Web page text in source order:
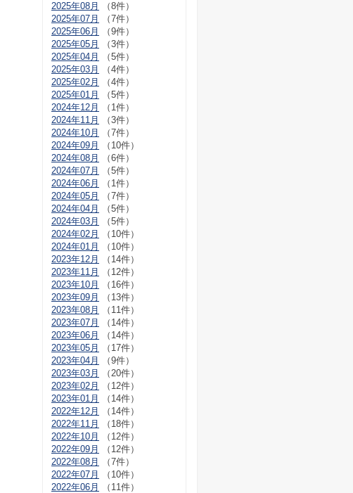
2025年08月
（8件）
2025年07月
（7件）
2025年06月
（9件）
2025年05月
（3件）
2025年04月
（5件）
2025年03月
（4件）
2025年02月
（4件）
2025年01月
（5件）
2024年12月
（1件）
2024年11月
（3件）
2024年10月
（7件）
2024年09月
（10件）
2024年08月
（6件）
2024年07月
（5件）
2024年06月
（1件）
2024年05月
（7件）
2024年04月
（5件）
2024年03月
（5件）
2024年02月
（10件）
2024年01月
（10件）
2023年12月
（14件）
2023年11月
（12件）
2023年10月
（16件）
2023年09月
（13件）
2023年08月
（11件）
2023年07月
（14件）
2023年06月
（14件）
2023年05月
（17件）
2023年04月
（9件）
2023年03月
（20件）
2023年02月
（12件）
2023年01月
（14件）
2022年12月
（14件）
2022年11月
（18件）
2022年10月
（12件）
2022年09月
（12件）
2022年08月
（7件）
2022年07月
（10件）
2022年06月
（11件）